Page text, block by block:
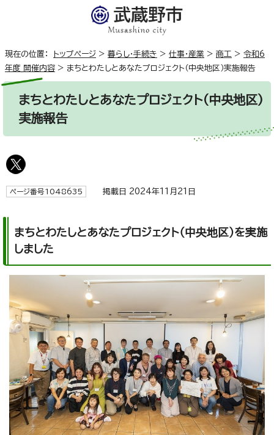
現在の位置： トップページ > 暮らし・手続き > 仕事・産業 > 商工 > 令和6
年度_開催内容 > まちとわたしとあなたプロジェクト（中央地区）実施報告
まちとわたしとあなたプロジェクト（中央地区）
実施報告
ページ番号1048635 掲載日 2024年11月21日
まちとわたしとあなたプロジェクト（中央地区）を実施
しました